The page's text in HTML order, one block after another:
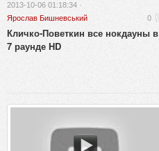
2013-10-06 01:18:34 ·
Ярослав Бишневський
0
Кличко-Поветкин все нокдауны в
7 раунде HD